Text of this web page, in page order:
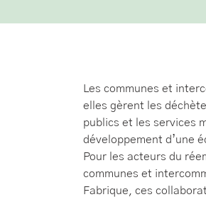
Les communes et
elles gèrent les
publics et les services
développement d’une
Pour les acteurs du
communes et
Fabrique, ces